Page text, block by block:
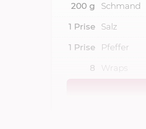
200 g Schmand
1 Prise Salz
1 Prise Pfeffer
8 Wraps